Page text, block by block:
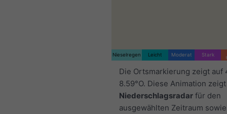
Nieselregen Leicht Moderat Stark
Die Ortsmarkierung zeigt auf
8.59°O. Diese Animation
Niederschlagsradar für den
ausgewählten Zeitraum